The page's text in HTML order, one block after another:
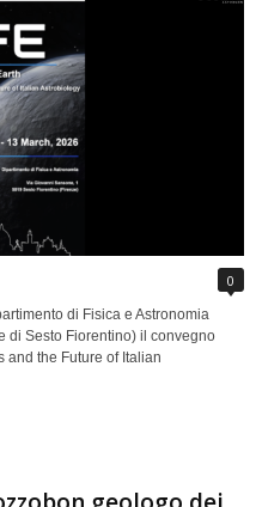
0
di Fisica e Astronomia
di Sesto Fiorentino) il convegno
and the Future of Italian